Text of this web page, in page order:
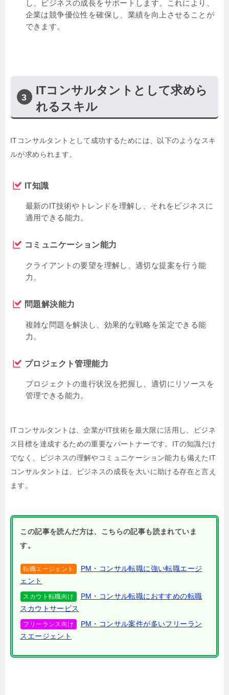
し、ビジネスの成長をサポートします。これにより、
企業は競争優位性を確保し、業績を向上させることが
できます。
ITコンサルタントとして求めら
れるスキル
ITコンサルタントとして成功するためには、以下のようなスキ
ルが求められます。
IT知識
最新のIT技術やトレンドを理解し、それをビジネスに
適用できる能力。
コミュニケーション能力
クライアントの要望を理解し、適切な提案を行う能
力。
問題解決能力
複雑な問題を解決し、効果的な戦略を策定できる能
力。
プロジェクト管理能力
プロジェクトの進行状況を把握し、適切にリソースを
管理できる能力。
ITコンサルタントは、企業がIT技術を最大限に活用し、ビジネ
ス目標を達成するための重要なパートナーです。ITの知識だけ
でなく、ビジネスの理解やコミュニケーション能力も備えたIT
コンサルタントは、ビジネスの成長を大いに助ける存在と言え
ます。
この記事を読んだ方は、こちらの記事も読まれていま
す。
転職エージェント
PM・コンサル転職に強い転職エージ
ェント
スカウト転職向け
PM・コンサル転職におすすめの転職
スカウトサービス
フリーランス向け
PM・コンサル案件が多いフリーラン
スエージェント